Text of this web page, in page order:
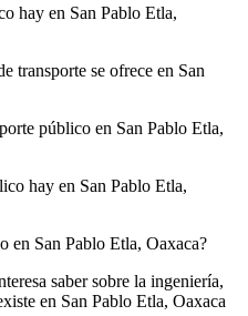
hay en San Pablo Etla,
transporte se ofrece en San
público en San Pablo Etla,
hay en San Pablo Etla,
en San Pablo Etla, Oaxaca?
saber sobre la ingeniería,
en San Pablo Etla, Oaxaca